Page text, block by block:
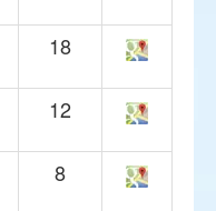
18
12
8